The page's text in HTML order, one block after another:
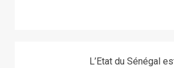
L’Etat du Sénégal